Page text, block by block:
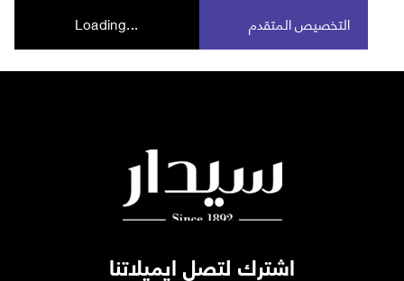
Loading... التخصيص المتقدم
اشترك لتصل ايميلاتنا